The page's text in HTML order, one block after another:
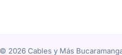
2026 Cables y Más